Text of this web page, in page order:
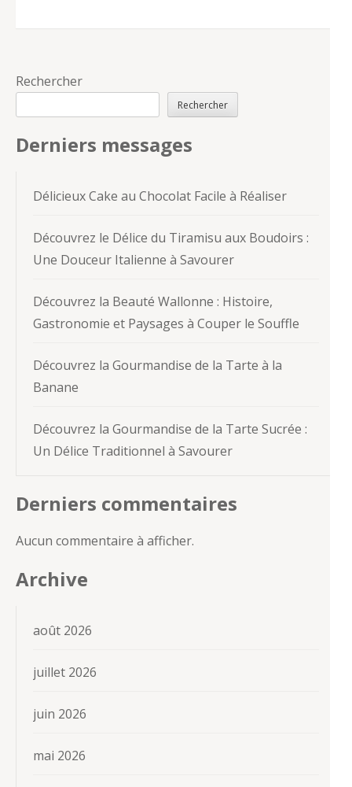
Rechercher
Rechercher
Derniers messages
Délicieux Cake au Chocolat Facile à Réaliser
Découvrez le Délice du Tiramisu aux Boudoirs :
Une Douceur Italienne à Savourer
Découvrez la Beauté Wallonne : Histoire,
Gastronomie et Paysages à Couper le Souffle
Découvrez la Gourmandise de la Tarte à la
Banane
Découvrez la Gourmandise de la Tarte Sucrée :
Un Délice Traditionnel à Savourer
Derniers commentaires
Aucun commentaire à afficher.
Archive
août 2026
juillet 2026
juin 2026
mai 2026